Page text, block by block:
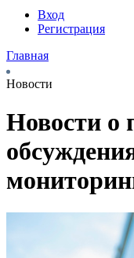
Вход
Регистрация
Главная
Новости
Новости о